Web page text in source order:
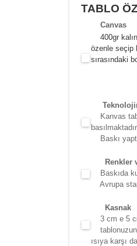
TABLO
Canvas
400gr
özenle seçip
sırasındaki
Kanvas
Baskı
Renkler
Baskıda
Avrupa
Kasnak
3 cm e 5
tablonuzun
ısıya karşı